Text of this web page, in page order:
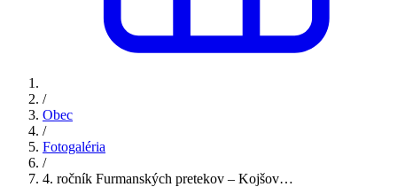
/
Obec
/
Fotogaléria
/
4. ročník Furmanských pretekov – Kojšov…